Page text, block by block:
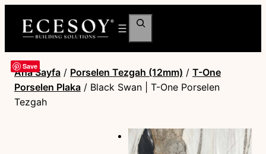
Ara
Save
Ana Sayfa / Porselen Tezgah (12mm) / T-One
Porselen Plaka / Black Swan | T-One Porselen
Tezgah